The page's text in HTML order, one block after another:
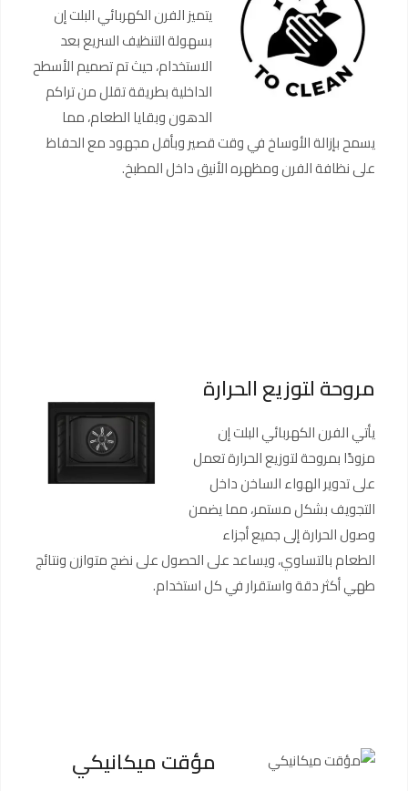
يتميز الفرن الكهربائي البلت إن
بسهولة التنظيف السريع بعد
الاستخدام، حيث تم تصميم الأسطح
الداخلية بطريقة تقلل من تراكم
الدهون وبقايا الطعام، مما
يسمح بإزالة الأوساخ في وقت قصير وبأقل مجهود مع الحفاظ
على نظافة الفرن ومظهره الأنيق داخل المطبخ.
مروحة لتوزيع الحرارة
يأتي الفرن الكهربائي البلت إن
مزودًا بمروحة لتوزيع الحرارة تعمل
على تدوير الهواء الساخن داخل
التجويف بشكل مستمر، مما يضمن
وصول الحرارة إلى جميع أجزاء
الطعام بالتساوي، ويساعد على الحصول على نضج متوازن ونتائج
طهي أكثر دقة واستقرار في كل استخدام.
مؤقت ميكانيكي